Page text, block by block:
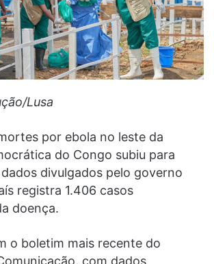
Lusa
por ebola no leste da
do Congo subiu para
divulgados pelo governo
registra 1.406 casos
doença.
o boletim mais recente do
com dados